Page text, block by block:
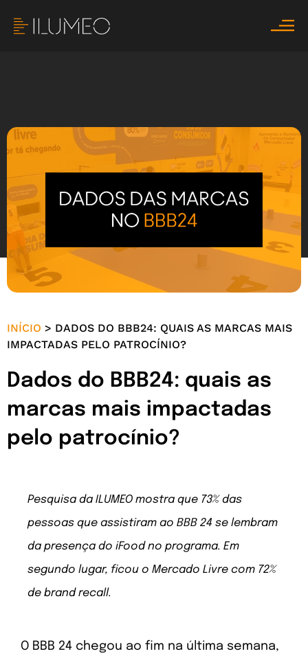
INÍCIO > DADOS DO BBB24: QUAIS AS MARCAS MAIS
IMPACTADAS PELO PATROCÍNIO?
Dados do BBB24: quais as
marcas mais impactadas
pelo patrocínio?
Pesquisa da ILUMEO mostra que 73% das
pessoas que assistiram ao BBB 24 se lembram
da presença do iFood no programa. Em
segundo lugar, ficou o Mercado Livre com 72%
de brand recall.
O BBB 24 chegou ao fim na última semana,